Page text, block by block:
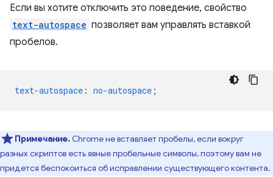
Если вы хотите отключить это поведение, свойство
text-autospace позволяет вам управлять вставкой
пробелов.
text-autospace : no-autospace ;
Примечание. Chrome не вставляет пробелы, если вокруг
разных скриптов есть явные пробельные символы, поэтому вам не
придется беспокоиться об исправлении существующего контента.